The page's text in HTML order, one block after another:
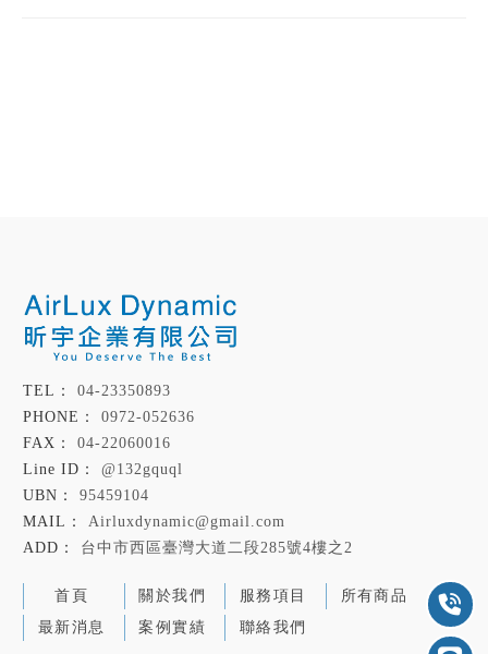
@132gquql
04-23350893
0972-052636
04-22060016
95459104
Airluxdynamic@gmail.com
台中市西區臺灣大道二段285號4樓之2
首頁 關於我們 服務項目
所有商品
最新消息
案例實績 聯絡我們